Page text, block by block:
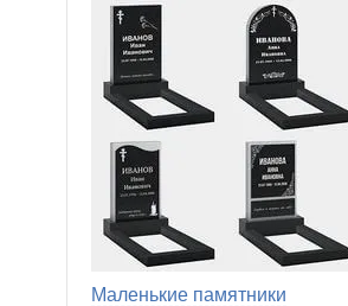
Маленькие памятники